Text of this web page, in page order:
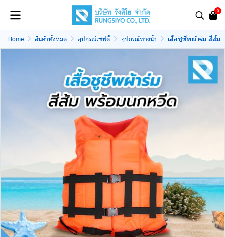
0
Home สินค้าทั้งหมด อุปกรณ์เซฟตี้ อุปกรณ์ทางน้ำ เสื้อชูชีพผ้าร่ม สีส้ม